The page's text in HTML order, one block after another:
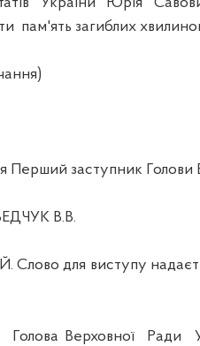
пам'ять загиблих
Перший заступник Голови
В.В.
для виступу
Верховної Ради